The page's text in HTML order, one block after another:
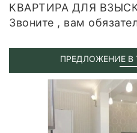
КВАРТИРА ДЛЯ
Звоните , вам
ПРЕДЛОЖЕНИЕ В